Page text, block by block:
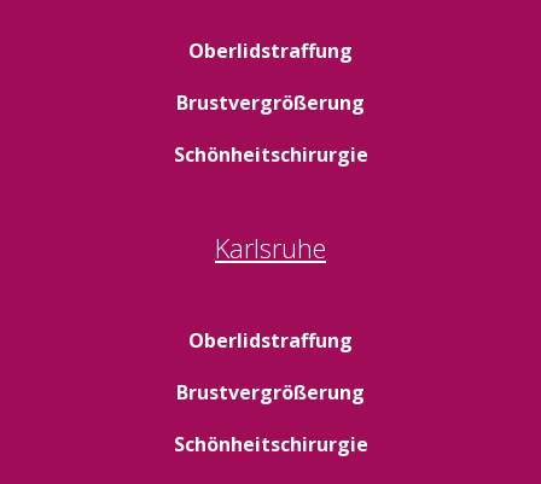
Oberlidstraffung
Brustvergrößerung
Schönheitschirurgie
Karlsruhe
Oberlidstraffung
Brustvergrößerung
Schönheitschirurgie